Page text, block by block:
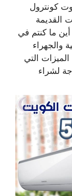
كونترول
القديمة
أين ما كنتم في
والجهراء
التي
لشراء